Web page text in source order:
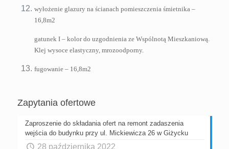
wyłożenie glazury na ścianach pomieszczenia śmietnika –
16,8m2
gatunek I – kolor do uzgodnienia ze Wspólnotą Mieszkaniową.
Klej wysoce elastyczny, mrozoodporny.
fugowanie – 16,8m2
Zapytania ofertowe
Zaproszenie do składania ofert na remont zadaszenia
wejścia do budynku przy ul. Mickiewicza 26 w Giżycku
28 października 2022